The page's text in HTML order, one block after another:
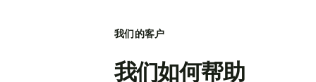
我们的客户
我们如何帮助